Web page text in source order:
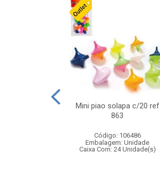
Mini piao solapa c/20 ref
863
Código: 106486
Embalagem: Unidade
Caixa Com: 24 Unidade(s)